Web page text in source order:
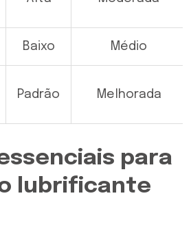
Baixo Médio
Padrão Melhorada
para
lubrificante